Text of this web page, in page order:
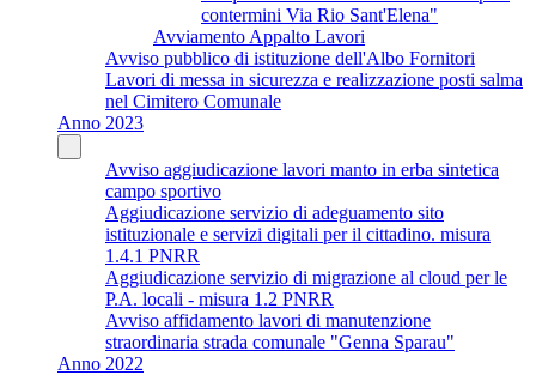
contermini Via Rio Sant'Elena"
Avviamento Appalto Lavori
Avviso pubblico di istituzione dell'Albo Fornitori
Lavori di messa in sicurezza e realizzazione posti salma
nel Cimitero Comunale
Anno 2023
Avviso aggiudicazione lavori manto in erba sintetica
campo sportivo
Aggiudicazione servizio di adeguamento sito
istituzionale e servizi digitali per il cittadino. misura
1.4.1 PNRR
Aggiudicazione servizio di migrazione al cloud per le
P.A. locali - misura 1.2 PNRR
Avviso affidamento lavori di manutenzione
straordinaria strada comunale "Genna Sparau"
Anno 2022